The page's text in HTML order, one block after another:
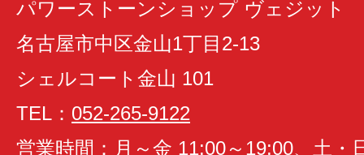
パワーストーンショップ ヴェジット
名古屋市中区金山1丁目2-13
シェルコート金山 101
TEL： 052-265-9122
営業時間：月～金 11:00～19:00、土・